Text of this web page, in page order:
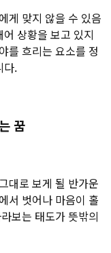
게 맞지 않을 수 있음
상황을 보고 있지
를 흐리는 요소를 정
다.
꿈
대로 보게 될 반가운
서 벗어나 마음이 홀
보는 태도가 뜻밖의